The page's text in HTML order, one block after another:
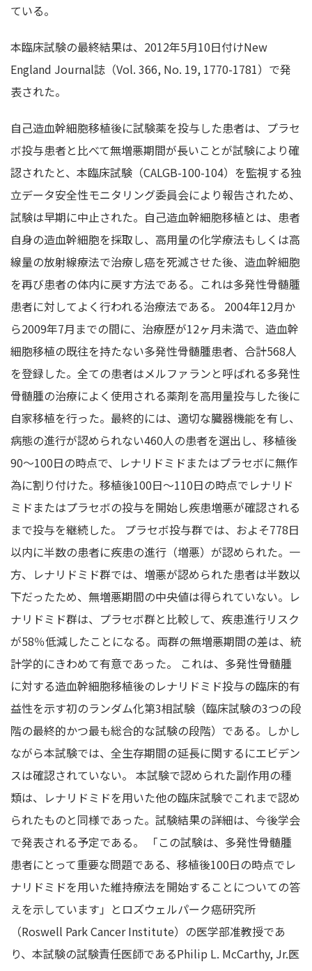
ている。
本臨床試験の最終結果は、2012年5月10日付けNew
England Journal誌（Vol. 366, No. 19, 1770-1781）で発
表された。
自己造血幹細胞移植後に試験薬を投与した患者は、プラセ
ボ投与患者と比べて無増悪期間が長いことが試験により確
認されたと、本臨床試験（CALGB-100-104）を監視する独
立データ安全性モニタリング委員会により報告されため、
試験は早期に中止された。自己造血幹細胞移植とは、患者
自身の造血幹細胞を採取し、高用量の化学療法もしくは高
線量の放射線療法で治療し癌を死滅させた後、造血幹細胞
を再び患者の体内に戻す方法である。これは多発性骨髄腫
患者に対してよく行われる治療法である。 2004年12月か
ら2009年7月までの間に、治療歴が12ヶ月未満で、造血幹
細胞移植の既往を持たない多発性骨髄腫患者、合計568人
を登録した。全ての患者はメルファランと呼ばれる多発性
骨髄腫の治療によく使用される薬剤を高用量投与した後に
自家移植を行った。最終的には、適切な臓器機能を有し、
病態の進行が認められない460人の患者を選出し、移植後
90〜100日の時点で、レナリドミドまたはプラセボに無作
為に割り付けた。移植後100日〜110日の時点でレナリド
ミドまたはプラセボの投与を開始し疾患増悪が確認される
まで投与を継続した。 プラセボ投与群では、およそ778日
以内に半数の患者に疾患の進行（増悪）が認められた。一
方、レナリドミド群では、増悪が認められた患者は半数以
下だったため、無増悪期間の中央値は得られていない。レ
ナリドミド群は、プラセボ群と比較して、疾患進行リスク
が58％低減したことになる。両群の無増悪期間の差は、統
計学的にきわめて有意であった。 これは、多発性骨髄腫
に対する造血幹細胞移植後のレナリドミド投与の臨床的有
益性を示す初のランダム化第3相試験（臨床試験の3つの段
階の最終的かつ最も総合的な試験の段階）である。しかし
ながら本試験では、全生存期間の延長に関するにエビデン
スは確認されていない。 本試験で認められた副作用の種
類は、レナリドミドを用いた他の臨床試験でこれまで認め
られたものと同様であった。試験結果の詳細は、今後学会
で発表される予定である。 「この試験は、多発性骨髄腫
患者にとって重要な問題である、移植後100日の時点でレ
ナリドミドを用いた維持療法を開始することについての答
えを示しています」とロズウェルパーク癌研究所
（Roswell Park Cancer Institute）の医学部准教授であ
り、本試験の試験責任医師であるPhilip L. McCarthy, Jr.医